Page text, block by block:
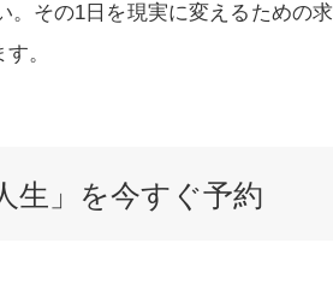
。その1日を現実に変えるための求
。
生」を今すぐ予約